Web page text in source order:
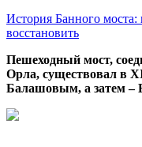
История Банного
восстановить
Пешеходный мост,
Орла, существовал в
Балашовым, а затем –